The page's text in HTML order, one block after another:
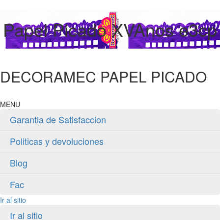
Papel Picado XVAnos e3cp
DECORAMEC PAPEL PICADO
MENU
Garantia de Satisfaccion
Politicas y devoluciones
Blog
Fac
Ir al sitio
Ir al sitio